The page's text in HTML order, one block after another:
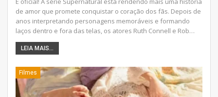
de amor que promete conquistar o coração dos fãs. Depois de
anos interpretando personagens memoráveis ​​e formando
laços dentro e fora das telas, os atores Ruth Connell e Rob…
LEIA MAIS...
Filmes